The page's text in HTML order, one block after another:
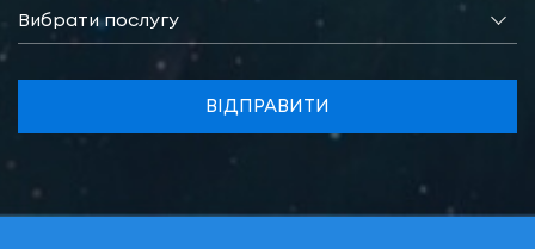
Вибрати послугу
ВІДПРАВИТИ